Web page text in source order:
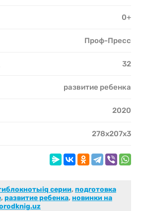
0+
Проф-Пресс
32
развитие ребенка
2020
278x207x3
серии, подготовка
, развитие ребенка, новинки на